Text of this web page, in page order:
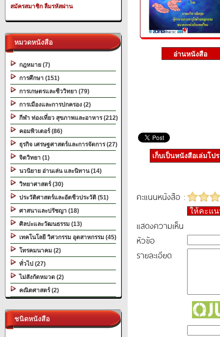
สมัครสมาชิก ลืมรหัสผ่าน
หมวดหนังสือ
กฎหมาย (7)
การศึกษา (151)
การเกษตรและชีววิทยา (79)
การเมืองและการปกครอง (2)
กีฬา ท่องเที่ยว สุขภาพและอาหาร (212)
คอมพิวเตอร์ (86)
ธุรกิจ เศรษฐศาสตร์และการจัดการ (27)
จิตวิทยา (1)
นวนิยาย อ่านเล่น และนิทาน (14)
วิทยาศาสตร์ (30)
ประวัติศาสตร์และอัตชีวประวัติ (51)
ศาสนาและปรัชญา (18)
ศิลปะและวัฒนธรรม (13)
เทคโนโลยี วิศวกรรม อุตสาหกรรม (45)
โทรคมนาคม (2)
ทั่วไป (27)
ไม่สังกัดหมวด (2)
คณิตศาสตร์ (2)
ชนิดหนังสือ
เก็บเป็นหนังสือเล่มโป
คะแนนหนังสือ :
ให้คะแ
แสดงความเห็น
หัวข้อ
รายละเอียด